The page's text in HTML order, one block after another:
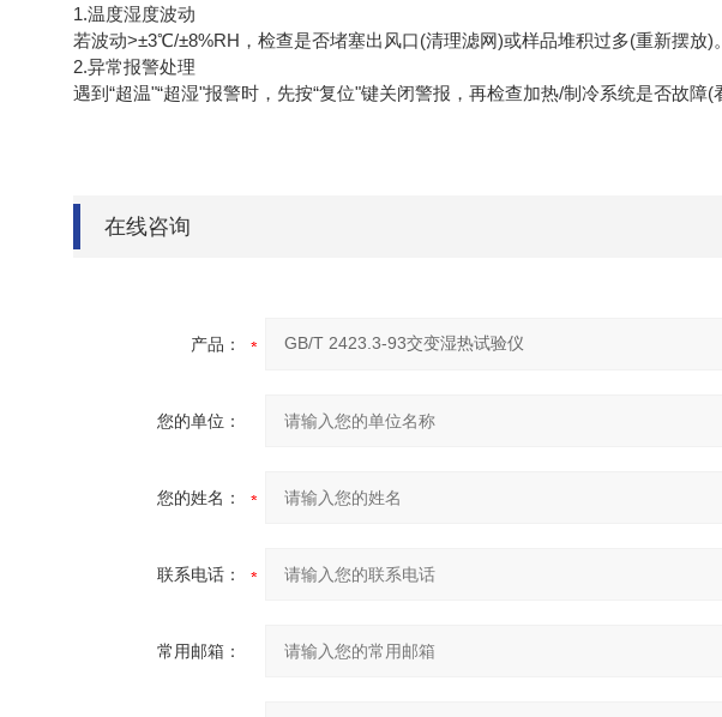
1.温度湿度波动
若波动>±3℃/±8%RH，检查是否堵塞出风口(清理滤网)或样品堆积过多(重新摆放)。
2.异常报警处理
遇到“超温"“超湿"报警时，先按“复位"键关闭警报，再检查加热/制冷系统是否故障(
在线咨询
产品：
您的单位：
您的姓名：
联系电话：
常用邮箱：